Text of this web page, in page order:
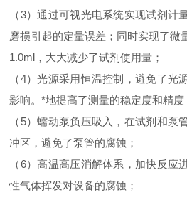
（3）通过可视光电系统实现试剂计
磨损引起的定量误差；同时实现了微
1.0ml，大大减少了试剂使用量；
（4）光源采用恒温控制，避免了光
影响。*地提高了测量的稳定度和精度
（5）蠕动泵负压吸入，在试剂和泵
冲区，避免了泵管的腐蚀；
（6）高温高压消解体系，加快反应
性气体挥发对设备的腐蚀；